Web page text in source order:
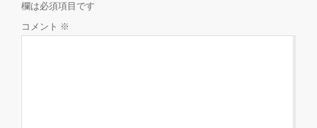
欄は必須項目です
コメント ※